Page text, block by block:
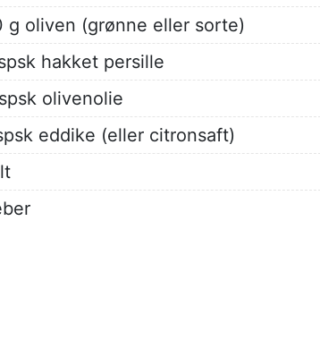
g oliven (grønne eller sorte)
hakket persille
olivenolie
eddike (eller citronsaft)